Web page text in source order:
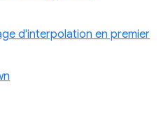
d'interpolation en premier